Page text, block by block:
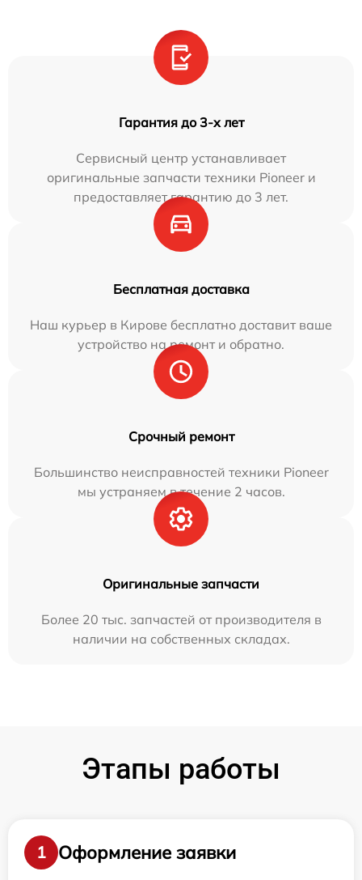
Гарантия до 3-х лет
Сервисный центр устанавливает
оригинальные запчасти техники Pioneer и
предоставляет гарантию до 3 лет.
Бесплатная доставка
Наш курьер в Кирове бесплатно доставит ваше
устройство на ремонт и обратно.
Срочный ремонт
Большинство неисправностей техники Pioneer
мы устраняем в течение 2 часов.
Оригинальные запчасти
Более 20 тыс. запчастей от производителя в
наличии на собственных складах.
Этапы работы
1
Оформление заявки